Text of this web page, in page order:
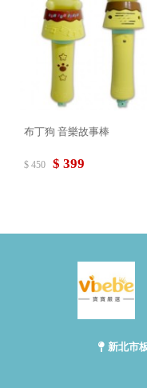
布丁狗 音樂故事棒
$ 450 $ 399
新北市